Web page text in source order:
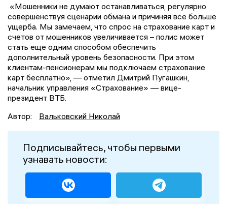
«Мошенники не думают останавливаться, регулярно
совершенствуя сценарии обмана и причиняя все больше
ущерба. Мы замечаем, что спрос на страхование карт и
счетов от мошенников увеличивается – полис может
стать еще одним способом обеспечить
дополнительный уровень безопасности. При этом
клиентам-пенсионерам мы подключаем страхование
карт бесплатно», — отметил Дмитрий Пугашкин,
начальник управления «Страхование» — вице-
президент ВТБ.
Автор:
Вальковский Николай
Подписывайтесь, чтобы первыми
узнавать новости: